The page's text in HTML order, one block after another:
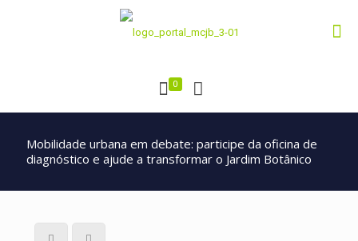
0
Mobilidade urbana em debate: participe da oficina de
diagnóstico e ajude a transformar o Jardim Botânico